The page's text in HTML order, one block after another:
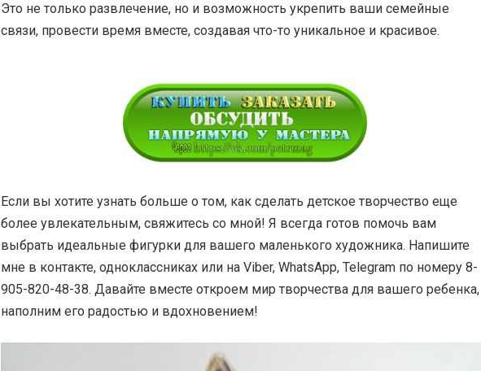
Это не только развлечение, но и возможность укрепить ваши семейные
связи, провести время вместе, создавая что-то уникальное и красивое.
Если вы хотите узнать больше о том, как сделать детское творчество еще
более увлекательным, свяжитесь со мной! Я всегда готов помочь вам
выбрать идеальные фигурки для вашего маленького художника. Напишите
мне в контакте, одноклассниках или на Viber, WhatsApp, Telegram по номеру 8-
905-820-48-38. Давайте вместе откроем мир творчества для вашего ребенка,
наполним его радостью и вдохновением!